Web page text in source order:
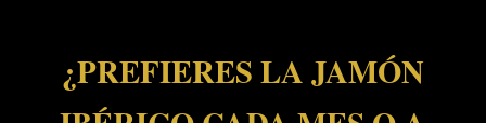
¿PREFIERES LA JAMÓN